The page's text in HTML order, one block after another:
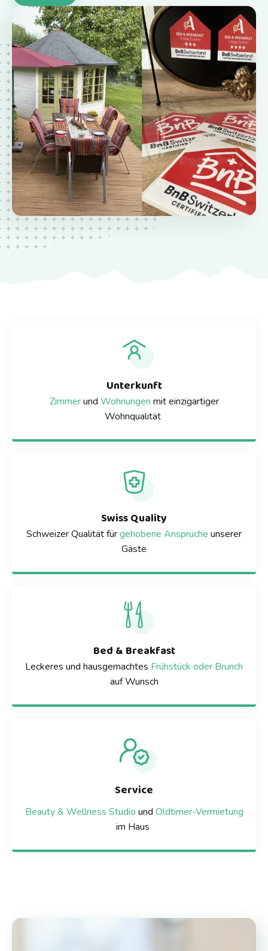
Unterkunft
Zimmerund Wohnungen mit einzigartiger
Wohnqualität
Swiss Quality
Schweizer Qualität fürgehobene Ansprüche unserer
Gäste
Bed & Breakfast
Leckeres und hausgemachtes Frühstück oder Brunch
auf Wunsch
Service
Beauty & Wellness Studio und Oldtimer-Vermietung
im Haus